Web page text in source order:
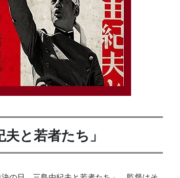
と若者たち」